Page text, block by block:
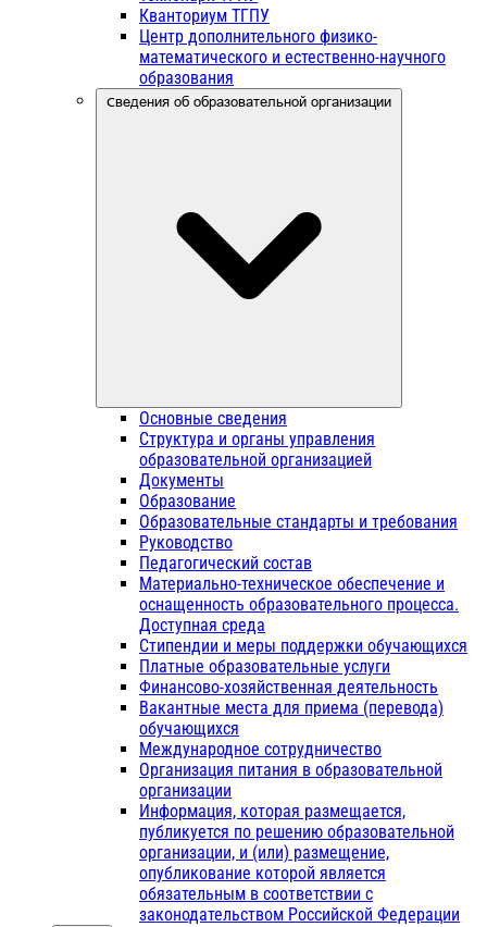
Кванториум ТГПУ
Центр дополнительного физико-
математического и естественно-научного
образования
Сведения об образовательной организации
Основные сведения
Структура и органы управления
образовательной организацией
Документы
Образование
Образовательные стандарты и требования
Руководство
Педагогический состав
Материально-техническое обеспечение и
оснащенность образовательного процесса.
Доступная среда
Стипендии и меры поддержки обучающихся
Платные образовательные услуги
Финансово-хозяйственная деятельность
Вакантные места для приема (перевода)
обучающихся
Международное сотрудничество
Организация питания в образовательной
организации
Информация, которая размещается,
публикуется по решению образовательной
организации, и (или) размещение,
опубликование которой является
обязательным в соответствии с
законодательством Российской Федерации